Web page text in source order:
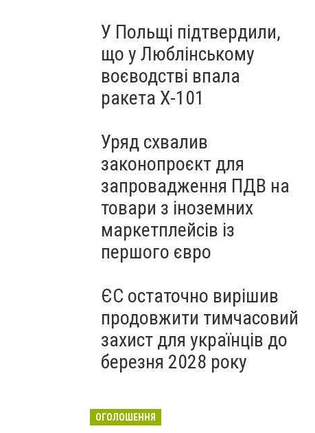
У Польщі підтвердили,
що у Люблінському
воєводстві впала
ракета Х-101
Уряд схвалив
законопроєкт для
запровадження ПДВ на
товари з іноземних
маркетплейсів із
першого євро
ЄС остаточно вирішив
продовжити тимчасовий
захист для українців до
березня 2028 року
ОГОЛОШЕННЯ